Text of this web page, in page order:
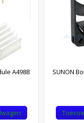
A4988
SUNON